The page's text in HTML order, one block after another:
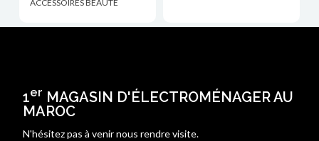
ACCESSOIRES BEAUTÉ
1er MAGASIN D'ÉLECTROMÉNAGER AU
MAROC
N'hésitez pas à venir nous rendre visite.